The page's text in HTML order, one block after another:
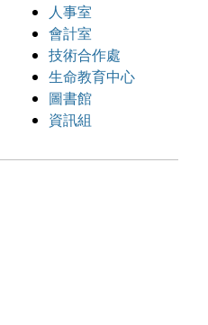
人事室
會計室
技術合作處
生命教育中心
圖書館
資訊組